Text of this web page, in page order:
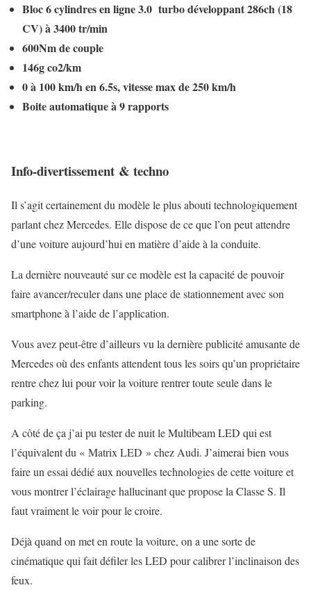
Bloc 6 cylindres en ligne 3.0 turbo développant 286ch (18
CV) à 3400 tr/min
600Nm de couple
146g co2/km
0 à 100 km/h en 6.5s, vitesse max de 250 km/h
Boite automatique à 9 rapports
Info-divertissement & techno
Il s’agit certainement du modèle le plus abouti technologiquement
parlant chez Mercedes. Elle dispose de ce que l’on peut attendre
d’une voiture aujourd’hui en matière d’aide à la conduite.
La dernière nouveauté sur ce modèle est la capacité de pouvoir
faire avancer/reculer dans une place de stationnement avec son
smartphone à l’aide de l’application.
Vous avez peut-être d’ailleurs vu la dernière publicité amusante de
Mercedes où des enfants attendent tous les soirs qu’un propriétaire
rentre chez lui pour voir la voiture rentrer toute seule dans le
parking.
A côté de ça j’ai pu tester de nuit le Multibeam LED qui est
l’équivalent du « Matrix LED » chez Audi. J’aimerai bien vous
faire un essai dédié aux nouvelles technologies de cette voiture et
vous montrer l’éclairage hallucinant que propose la Classe S. Il
faut vraiment le voir pour le croire.
Déjà quand on met en route la voiture, on a une sorte de
cinématique qui fait défiler les LED pour calibrer l’inclinaison des
feux.